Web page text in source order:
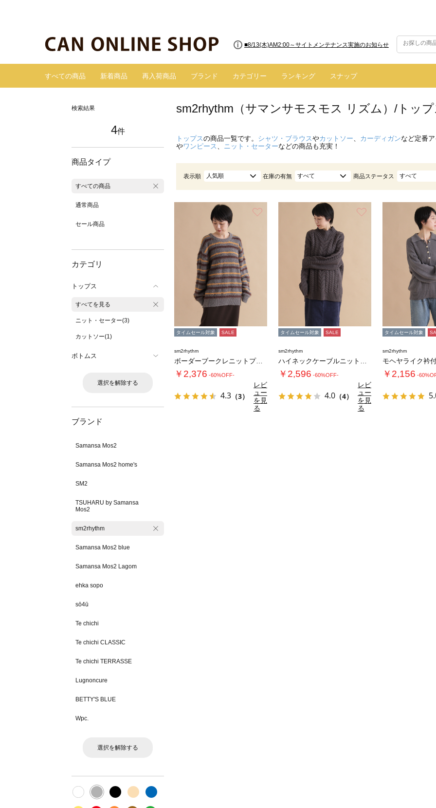
■8/13(木)AM2:00～サイトメンテナンス実施のお知らせ
すべての商品 新着商品 再入荷商品 ブランド カテゴリー ランキング スナップ
検索結果
4件
商品タイプ
すべての商品
通常商品
セール商品
カテゴリ
トップス
すべてを見る
ニット・セーター(3)
カットソー(1)
ボトムス
選択を解除する
ブランド
Samansa Mos2
Samansa Mos2 home's
SM2
TSUHARU by Samansa
Mos2
sm2rhythm
Samansa Mos2 blue
Samansa Mos2 Lagom
ehka sopo
sō4ū
Te chichi
Te chichi CLASSIC
Te chichi TERRASSE
Lugnoncure
BETTY'S BLUE
Wpc.
選択を解除する
sm2rhythm（サマンサモスモス リズム）/トップ
トップスの商品一覧です。 シャツ・ブラウスやカットソー カーディガンなど定番
やワンピース ニット・セーターなどの商品も充実！
表示順 人気順 在庫の有無 すべて 商品ステータス すべて
タイムセール対象 SALE
sm2rhythm
ボーダーブークレニットプルオーバー
￥2,376 -60%OFF-
4.3 （3）
レビ
ュー
を見
る
タイムセール対象 SALE
sm2rhythm
￥2,596 -60%OFF-
4.0 （4）
レビ
ュー
を見
る
タイムセール対象
sm2rhythm
￥2,156 -